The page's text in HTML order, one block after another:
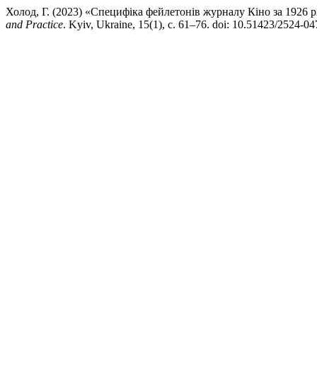
Холод, Г. (2023) «Специфіка фейлетонів журналу Кіно за 1926
and Practice. Kyiv, Ukraine, 15(1), с. 61–76. doi: 10.51423/2524-